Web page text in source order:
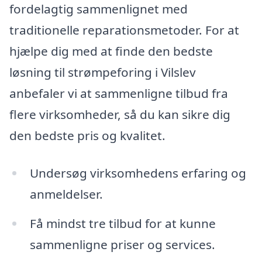
fordelagtig sammenlignet med
traditionelle reparationsmetoder. For at
hjælpe dig med at finde den bedste
løsning til strømpeforing i Vilslev
anbefaler vi at sammenligne tilbud fra
flere virksomheder, så du kan sikre dig
den bedste pris og kvalitet.
Undersøg virksomhedens erfaring og
anmeldelser.
Få mindst tre tilbud for at kunne
sammenligne priser og services.